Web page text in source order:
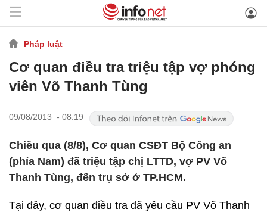
Pháp luật
Cơ quan điều tra triệu tập vợ phóng
viên Võ Thanh Tùng
09/08/2013 - 08:19
Chiều qua (8/8), Cơ quan CSĐT Bộ Công an
(phía Nam) đã triệu tập chị LTTD, vợ PV Võ
Thanh Tùng, đến trụ sở ở TP.HCM.
Tại đây, cơ quan điều tra đã yêu cầu PV Võ Thanh